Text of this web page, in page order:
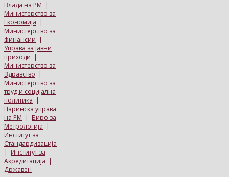
Влада на РМ |
Министерство за
Економија |
Министерство за
финансии |
Управа за јавни
приходи |
Министерство за
Здравство |
Министерство за
труд и социјална
политика |
Царинска управа
на РМ | Биро за
Метрологија |
Институт за
Стандардизација
| Институт за
Акредитација |
Државен